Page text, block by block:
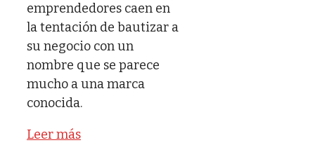
emprendedores caen en
la tentación de bautizar a
su negocio con un
nombre que se parece
mucho a una marca
conocida.
Leer más